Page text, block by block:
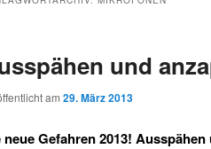
und
am 29. März 2013
neue Gefahren 2013!